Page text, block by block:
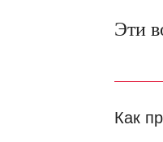
Эти
Как